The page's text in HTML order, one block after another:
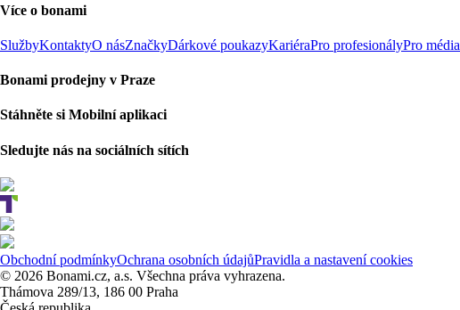
Více o bonami
SlužbyKontaktyO násZnačkyDárkové poukazyKariéraPro profesionályPro média
Bonami prodejny v Praze
Stáhněte si Mobilní aplikaci
Sledujte nás na sociálních sítích
Obchodní podmínkyOchrana osobních údajůPravidla a nastavení cookies
© 2026 Bonami.cz, a.s. Všechna práva vyhrazena.
Thámova 289/13, 186 00 Praha